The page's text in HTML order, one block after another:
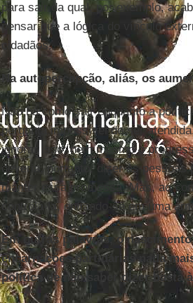
para sair da qual, por exemplo,
pensar que a lógica do vínculo
cidadãos.
Na autopercepção, aliás, os
Não há como sair enquanto a
pergunta impossível de ser
ignorar isso: nem mesmo o
deveria, portanto, dizer às
manter essa promessa. Mas, ao
controlá-la, enfiando-se em uma
Em outras palavras, o
encarnações partidárias nada
política de não saber dizer basta